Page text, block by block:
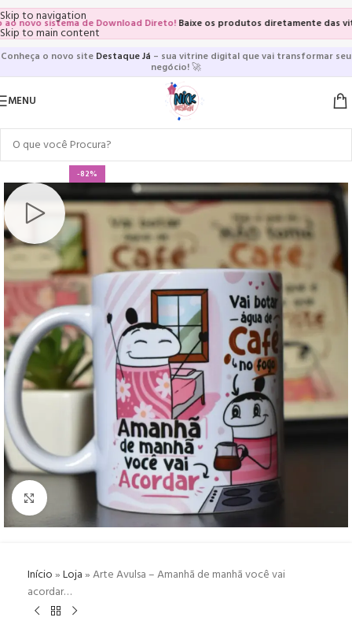
Skip to navigation
Skip to main content
sistema de Download Direto!Baixe os produtos diretamente das
Conheça o novo site Destaque Já – sua vitrine digital que vai transformar seu
negócio!🚀
MENU
-82%
Click to enlarge
Início»Loja»Arte Avulsa – Amanhã de manhã você vai
acordar…